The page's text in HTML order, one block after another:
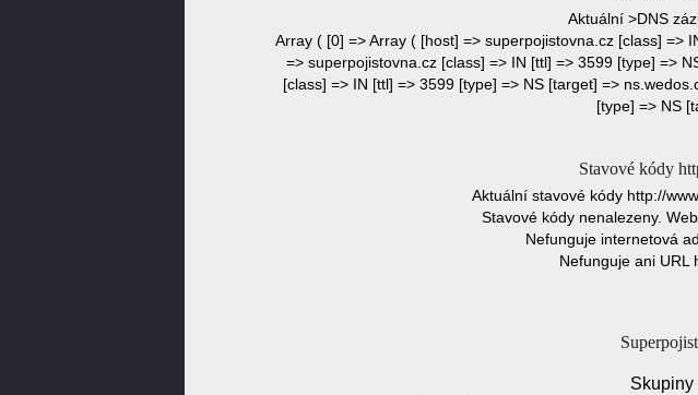
Aktuální >DNS
Array ( [0] => Array ( [host] => superpojistovna.cz [class] =>
=> superpojistovna.cz [class] => IN [ttl] => 3599 [type] =>
[class] => IN [ttl] => 3599 [type] => NS [target] =>
[type] => NS
Stavové kódy
Aktuální stavové kódy http://
Stavové kódy nenalezeny.
Nefunguje internetová
Nefunguje ani URL
Skupiny